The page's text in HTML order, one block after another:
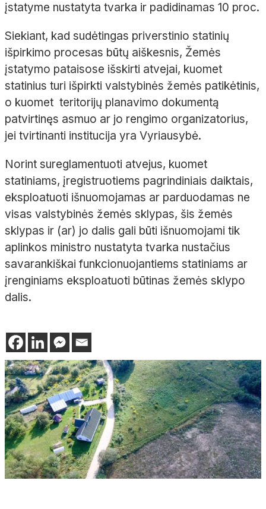
įstatyme nustatyta tvarka ir padidinamas 10 proc.
Siekiant, kad sudėtingas priverstinio statinių
išpirkimo procesas būtų aiškesnis, Žemės
įstatymo pataisose išskirti atvejai, kuomet
statinius turi išpirkti valstybinės žemės patikėtinis,
o kuomet teritorijų planavimo dokumentą
patvirtinęs asmuo ar jo rengimo organizatorius,
jei tvirtinanti institucija yra Vyriausybė.
Norint sureglamentuoti atvejus, kuomet
statiniams, įregistruotiems pagrindiniais daiktais,
eksploatuoti išnuomojamas ar parduodamas ne
visas valstybinės žemės sklypas, šis žemės
sklypas ir (ar) jo dalis gali būti išnuomojami tik
aplinkos ministro nustatyta tvarka nustačius
savarankiškai funkcionuojantiems statiniams ar
įrenginiams eksploatuoti būtinas žemės sklypo
dalis.